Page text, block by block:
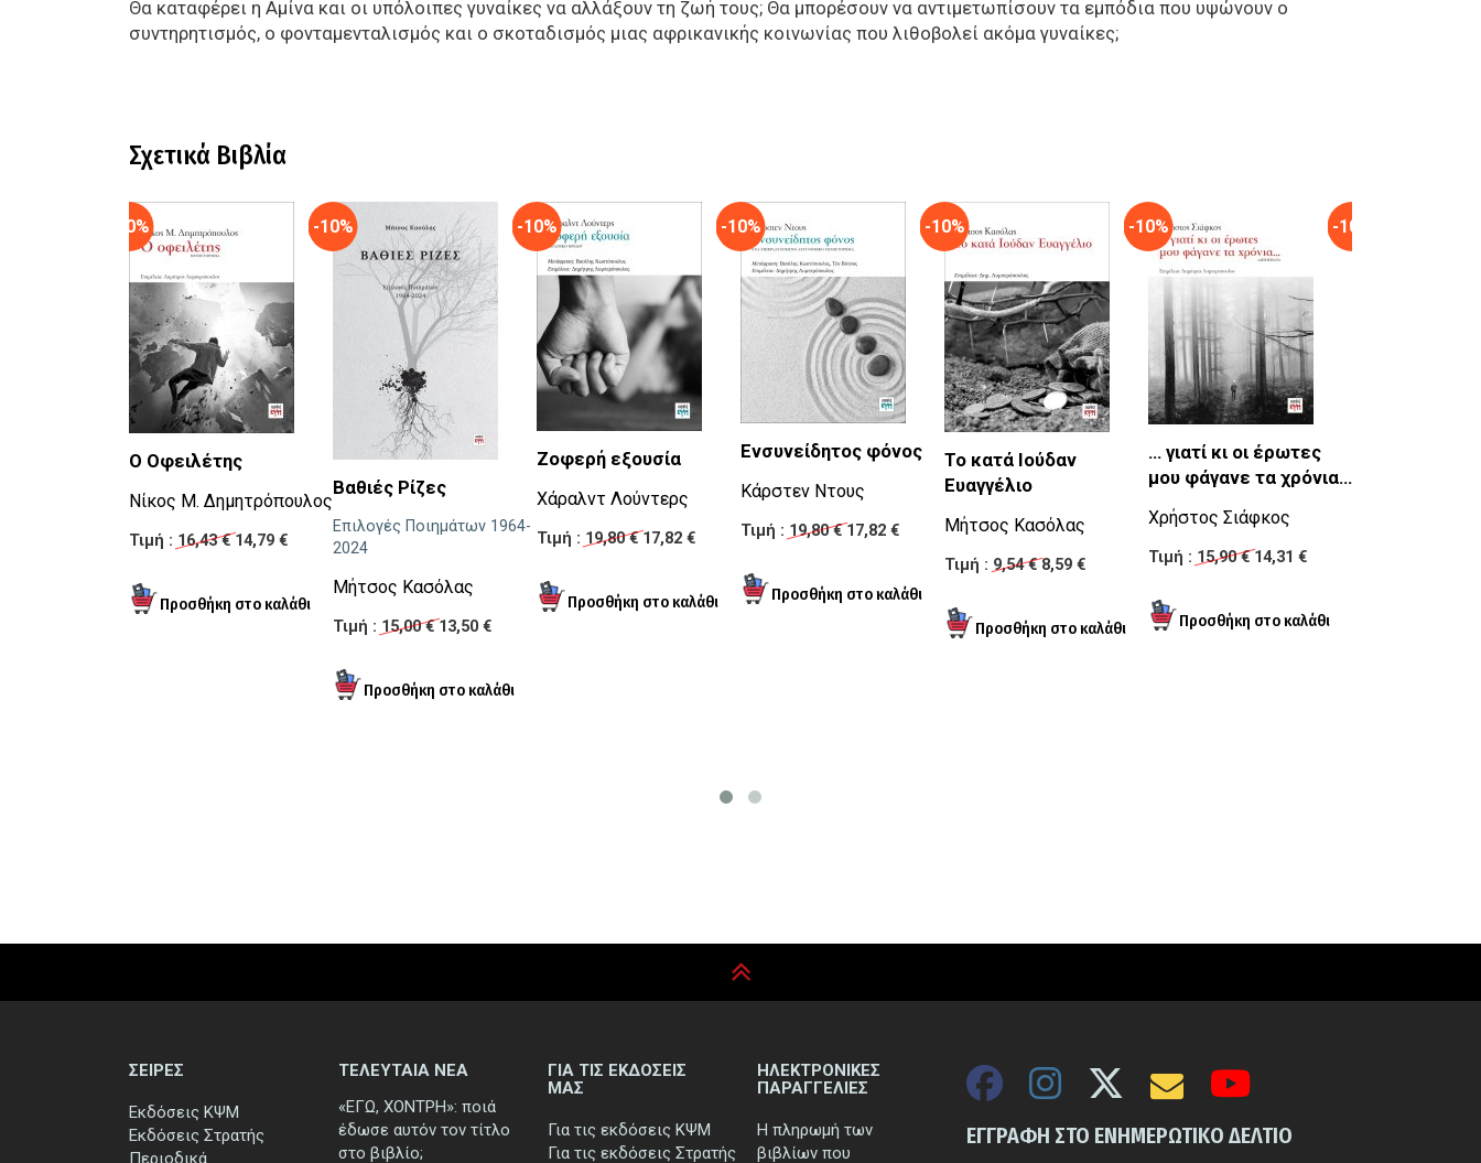
Θα καταφέρει η Αμίνα και οι υπόλοιπες γυναίκες να αλλάξουν τη ζωή τους; Θα μπορέσουν να αντιμετωπίσουν τα εμπόδια που υψώνουν ο
συντηρητισμός, ο φονταμενταλισμός και ο σκοταδισμός μιας αφρικανικής κοινωνίας που λιθοβολεί ακόμα γυναίκες;
Σχετικά Βιβλία
-10%
Ο Οφειλέτης
Νίκος Μ. Δημητρόπουλος
Τιμή : 16,43 €14,79 €
-10%
Βαθιές Ρίζες
Επιλογές Ποιημάτων 1964-
2024
Μήτσος Κασόλας
Τιμή : 15,00 €13,50 €
-10%
Ζοφερή εξουσία
Χάραλντ Λούντερς
Τιμή : 19,80 €17,82 €
-10%
Ενσυνείδητος φόνος
Κάρστεν Ντους
Τιμή : 19,80 €17,82 €
-10%
Το κατά Ιούδαν
Ευαγγέλιο
Μήτσος Κασόλας
Τιμή : 9,54 €8,59 €
-10%
... γιατί κι οι έρωτες
μου φάγανε τα χρόνια...
Χρήστος Σιάφκος
Τιμή : 15,90 €14,31 €
-10%
ΣΕΙΡΕΣ
Εκδόσεις ΚΨΜ
Εκδόσεις Στρατής
Περιοδικά
ΤΕΛΕΥΤΑΙΑ ΝΕΑ
«ΕΓΩ, ΧΟΝΤΡΗ»: ποιά
έδωσε αυτόν τον τίτλο
στο βιβλίο;
ΓΙΑ ΤΙΣ ΕΚΔΟΣΕΙΣ
ΜΑΣ
Για τις εκδόσεις ΚΨΜ
Για τις εκδόσεις Στρατής
ΗΛΕΚΤΡΟΝΙΚΕΣ
ΠΑΡΑΓΓΕΛΙΕΣ
Η πληρωμή των
βιβλίων που
ΕΓΓΡΑΦΗ ΣΤΟ ΕΝΗΜΕΡΩΤΙΚΟ ΔΕΛΤΙΟ